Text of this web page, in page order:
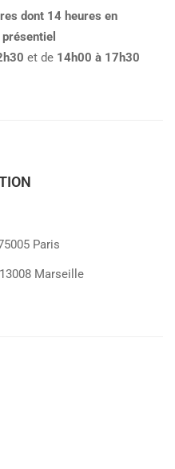
dont 14 heures en
et de 14h00 à 17h30
Paris
Marseille